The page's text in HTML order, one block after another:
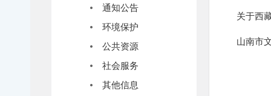
通知公告
环境保护
公共资源
社会服务
其他信息
关于西
山南市